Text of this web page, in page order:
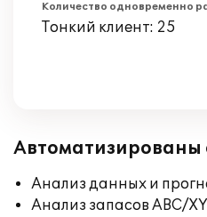
Количество одновременно
Тонкий клиент: 25
Анализ данных и
Анализ запасов ABC/